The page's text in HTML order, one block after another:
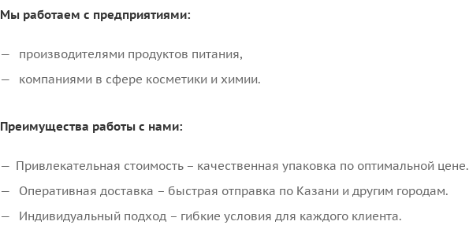
Мы работаем с предприятиями:
производителями продуктов питания,
компаниями в сфере косметики и химии.
Преимущества работы с нами:
Привлекательная стоимость – качественная упаковка по оптимальной цене.
Оперативная доставка – быстрая отправка по Казани и другим городам.
Индивидуальный подход – гибкие условия для каждого клиента.